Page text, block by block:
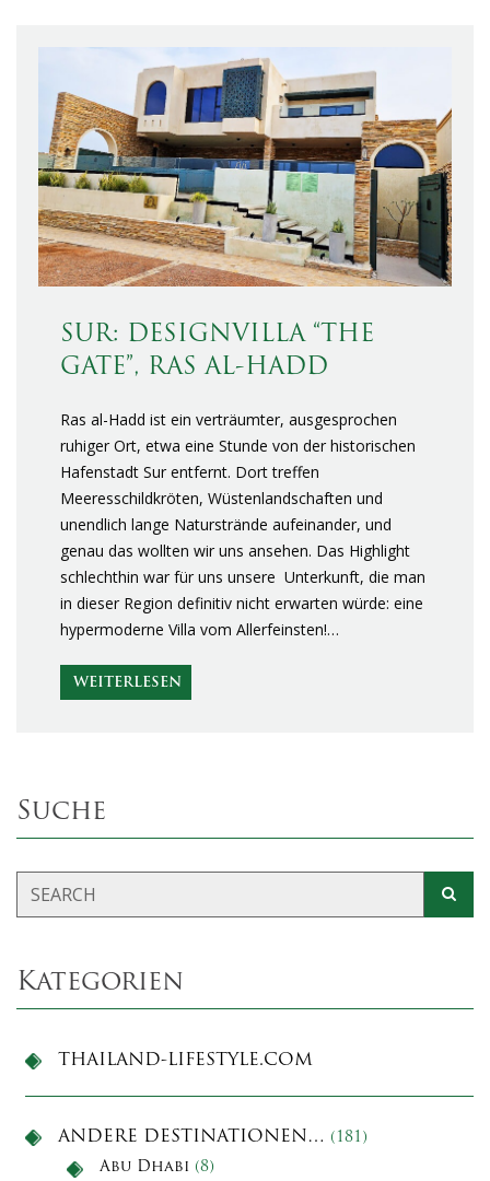
SUR: DESIGNVILLA “THE
GATE”, RAS AL-HADD
Ras al-Hadd ist ein verträumter, ausgesprochen
ruhiger Ort, etwa eine Stunde von der historischen
Hafenstadt Sur entfernt. Dort treffen
Meeresschildkröten, Wüstenlandschaften und
unendlich lange Naturstrände aufeinander, und
genau das wollten wir uns ansehen. Das Highlight
schlechthin war für uns unsere Unterkunft, die man
in dieser Region definitiv nicht erwarten würde: eine
hypermoderne Villa vom Allerfeinsten!…
WEITERLESEN
Suche
Kategorien
THAILAND-LIFESTYLE.COM
ANDERE DESTINATIONEN… (181)
Abu Dhabi (8)